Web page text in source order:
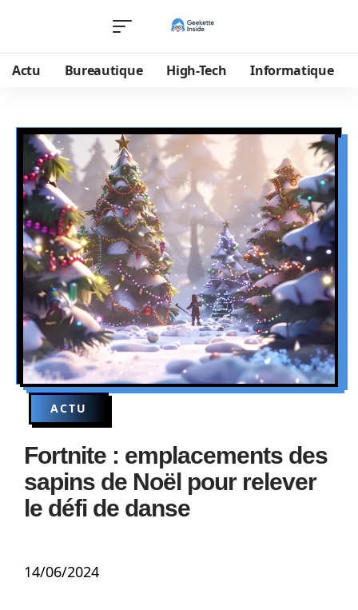
Actu Bureautique High-Tech Informatique
ACTU
Fortnite : emplacements des
sapins de Noël pour relever
le défi de danse
14/06/2024